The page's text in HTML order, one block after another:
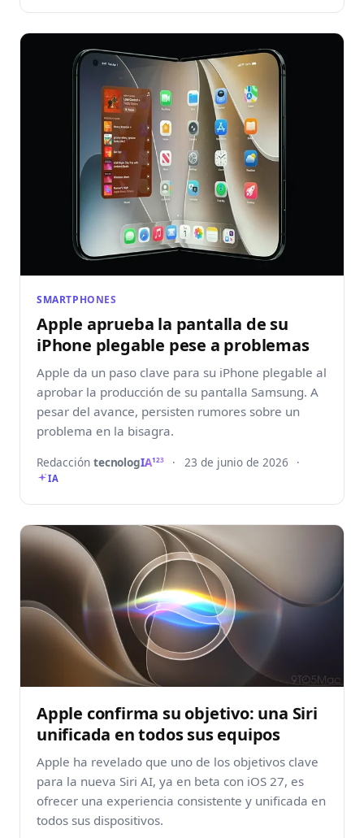
SMARTPHONES
Apple aprueba la pantalla de su
iPhone plegable pese a problemas
Apple da un paso clave para su iPhone plegable al
aprobar la producción de su pantalla Samsung. A
pesar del avance, persisten rumores sobre un
problema en la bisagra.
Redacción tecnologIA123 · 23 de junio de 2026 ·
IA
Apple confirma su objetivo: una Siri
unificada en todos sus equipos
Apple ha revelado que uno de los objetivos clave
para la nueva Siri AI, ya en beta con iOS 27, es
ofrecer una experiencia consistente y unificada en
todos sus dispositivos.